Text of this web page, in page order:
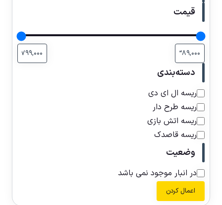
قیمت
دسته‌بندی
ریسه ال ای دی
ریسه طرح دار
ریسه اتش بازی
ریسه قاصدک
وضعیت
در انبار موجود نمی باشد
اعمال کردن